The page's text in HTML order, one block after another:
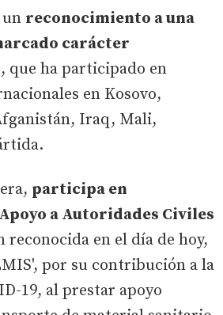
un reconocimiento a una
carácter
, que ha participado en
en Kosovo,
Iraq, Mali,
participa en
a Autoridades Civiles
reconocida en el día de hoy,
por su contribución a la
19, al prestar apoyo